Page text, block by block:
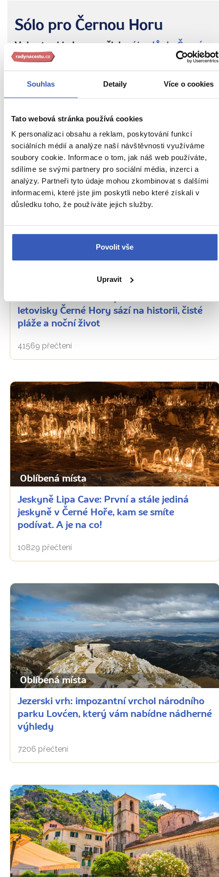
Souhlas Detaily Více o cookies
Tato webová stránka používá cookies
K personalizaci obsahu a reklam, poskytování funkcí
sociálních médií a analýze naší návštěvnosti využíváme
soubory cookie. Informace o tom, jak náš web používáte,
sdílíme se svými partnery pro sociální média, inzerci a
analýzy. Partneři tyto údaje mohou zkombinovat s dalšími
informacemi, které jste jim poskytli nebo které získali v
důsledku toho, že používáte jejich služby.
Povolit vše
Upravit
Sólo pro Černou Horu
Vyberte si jeden z našichzájezdů do Černé
Hory
Zájezdy do Černé Hory
PŘEČTĚTE SI TAKÉ
letovisky Černé Hory sází na historii, čisté
pláže a noční život
41569 přečtení
Oblíbená místa
Jeskyně Lipa Cave: První a stále jediná
jeskyně v Černé Hoře, kam se smíte
podívat. A je na co!
10829 přečtení
Oblíbená místa
Jezerski vrh: impozantní vrchol národního
parku Lovćen, který vám nabídne nádherné
výhledy
7206 přečtení